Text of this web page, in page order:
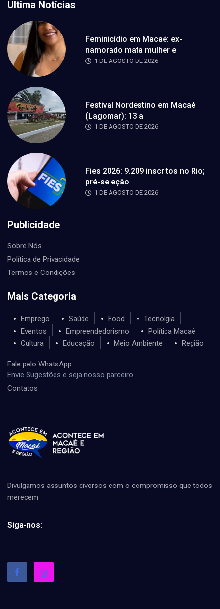
Última Notícias
Feminicídio em Macaé: ex-
namorado mata mulher e
1 DE AGOSTO DE 2026
Festival Nordestino em Macaé
(Lagomar): 13 a
1 DE AGOSTO DE 2026
Fies 2026: 9.209 inscritos no Rio;
pré-seleção
1 DE AGOSTO DE 2026
Publicidade
Sobre Nós
Política de Privacidade
Termos e Condições
Mais Categoria
Emprego Saúde Food
Tecnolgia
Eventos
Empreendedorismo
Política Macaé
Cultura
Educação Meio Ambiente Região
Fale pelo WhatsApp
Envie Sugestões e seja nosso parceiro
Contatos
Divulgamos assuntos diversos com o compromisso que todos
merecem
Siga-nos: